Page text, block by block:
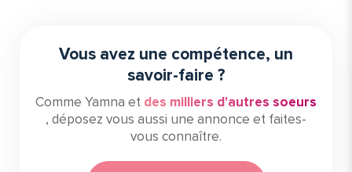
Vous avez une compétence, un
savoir-faire ?
Comme Yamna et des milliers d'autres soeurs
, déposez vous aussi une annonce et faites-
vous connaître.